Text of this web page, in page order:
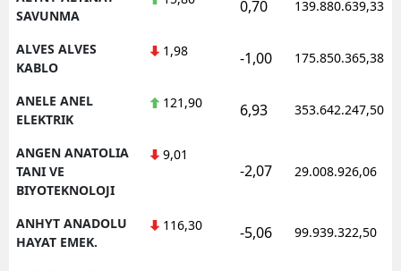
SAVUNMA
0,70 139.880.639,33
ALVES ALVES
KABLO
1,98 -1,00 175.850.365,38
ANELE ANEL
ELEKTRIK
121,90 6,93 353.642.247,50
ANGEN ANATOLIA
TANI VE
BIYOTEKNOLOJI
9,01
-2,07 29.008.926,06
ANHYT ANADOLU
HAYAT EMEK.
116,30 -5,06 99.939.322,50